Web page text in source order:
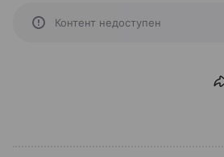
Контент недоступен